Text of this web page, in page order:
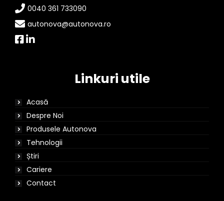
0040 361 733090
autonova@autonova.ro
Linkuri utile
Acasă
Despre Noi
Produsele Autonova
Tehnologii
Știri
Cariere
Contact